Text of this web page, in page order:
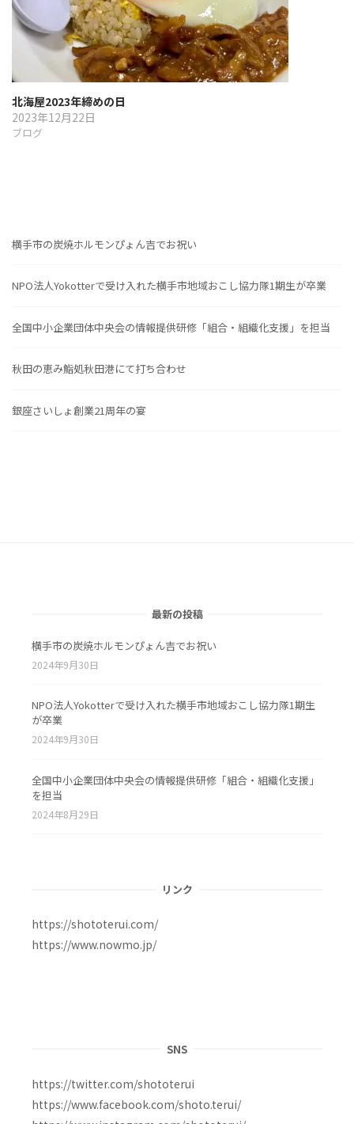
北海屋2023年締めの日
2023年12月22日
ブログ
横手市の炭焼ホルモンぴょん吉でお祝い
NPO法人Yokotterで受け入れた横手市地域おこし協力隊1期生が卒業
全国中小企業団体中央会の情報提供研修「組合・組織化支援」を担当
秋田の恵み鮨処秋田港にて打ち合わせ
銀座さいしょ創業21周年の宴
最新の投稿
横手市の炭焼ホルモンぴょん吉でお祝い
2024年9月30日
NPO法人Yokotterで受け入れた横手市地域おこし協力隊1期生
が卒業
2024年9月30日
全国中小企業団体中央会の情報提供研修「組合・組織化支援」
を担当
2024年8月29日
リンク
https://shototerui.com/
https://www.nowmo.jp/
SNS
https://twitter.com/shototerui
https://www.facebook.com/shoto.terui/